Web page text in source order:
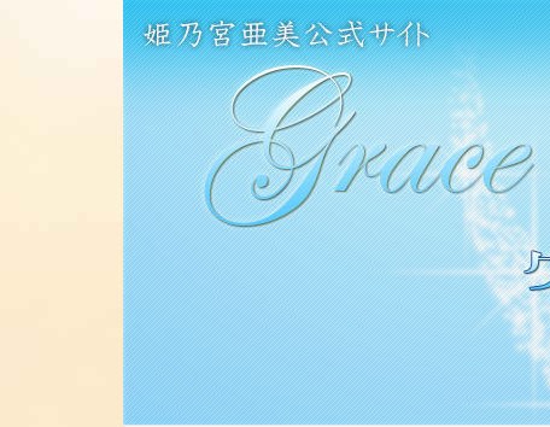
姫乃宮亜美公式サイト～Grace Fountain～
グレースファウンテン